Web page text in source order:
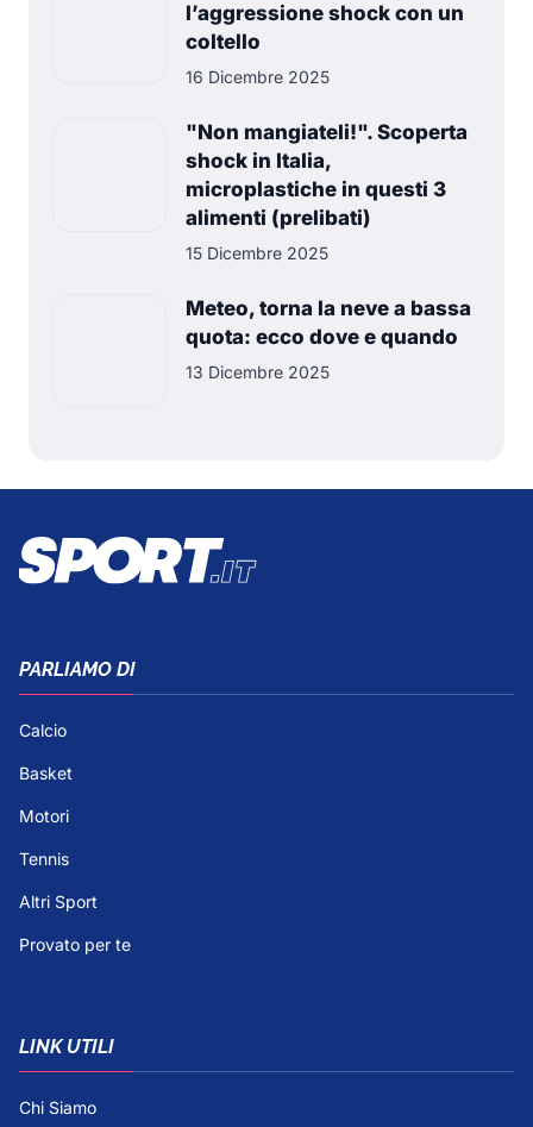
l’aggressione shock con un
coltello
16 Dicembre 2025
"Non mangiateli!". Scoperta
shock in Italia,
microplastiche in questi 3
alimenti (prelibati)
15 Dicembre 2025
Meteo, torna la neve a bassa
quota: ecco dove e quando
13 Dicembre 2025
PARLIAMO DI
Calcio
Basket
Motori
Tennis
Altri Sport
Provato per te
LINK UTILI
Chi Siamo